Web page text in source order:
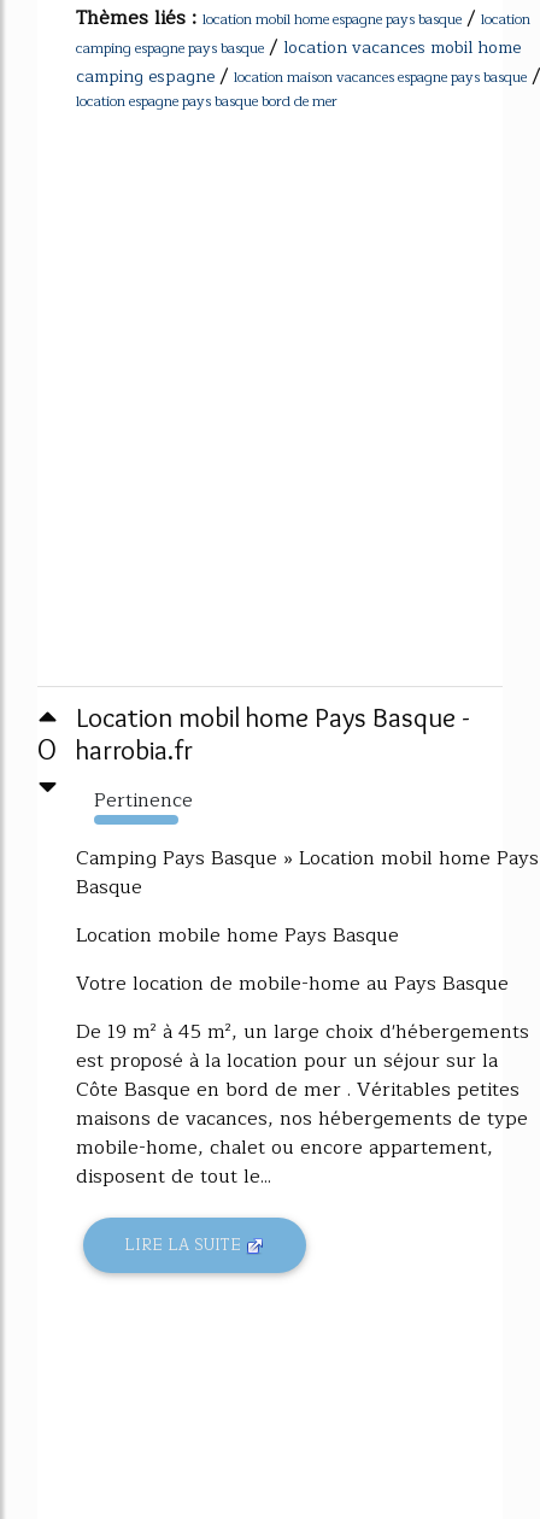
Thèmes liés : location mobil home espagne pays basque / location
camping espagne pays basque / location vacances mobil home
camping espagne/ location maison vacances espagne pays basque /
location espagne pays basque bord de mer
0
Location mobil home Pays Basque -
harrobia.fr
Pertinence
2631%
Camping Pays Basque » Location mobil home Pays
Basque
Location mobile home Pays Basque
Votre location de mobile-home au Pays Basque
De 19 m² à 45 m², un large choix d'hébergements
est proposé à la location pour un séjour sur la
Côte Basque en bord de mer . Véritables petites
maisons de vacances, nos hébergements de type
mobile-home, chalet ou encore appartement,
disposent de tout le...
LIRE LA SUITE